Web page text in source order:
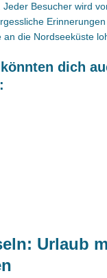
Jeder Besucher wird
die Nordseeküste
dich
Urlaub